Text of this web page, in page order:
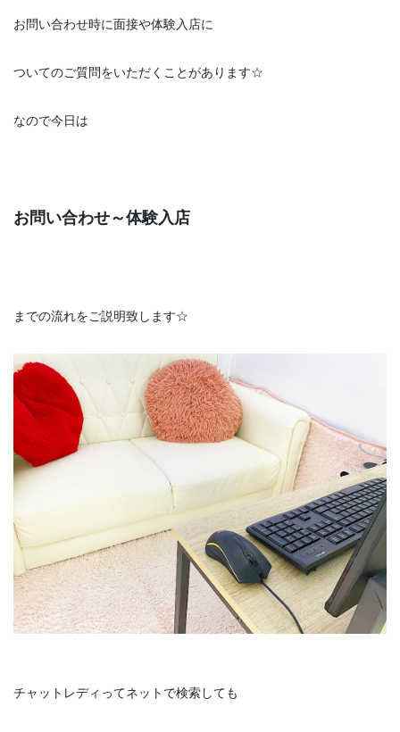
お問い合わせ時に面接や体験入店に
ついてのご質問をいただくことがあります☆
なので今日は
お問い合わせ～体験入店
までの流れをご説明致します☆
チャットレディってネットで検索しても